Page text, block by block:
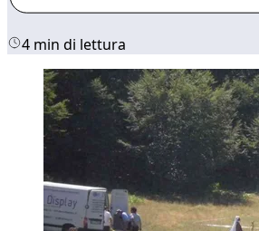
4 min di lettura